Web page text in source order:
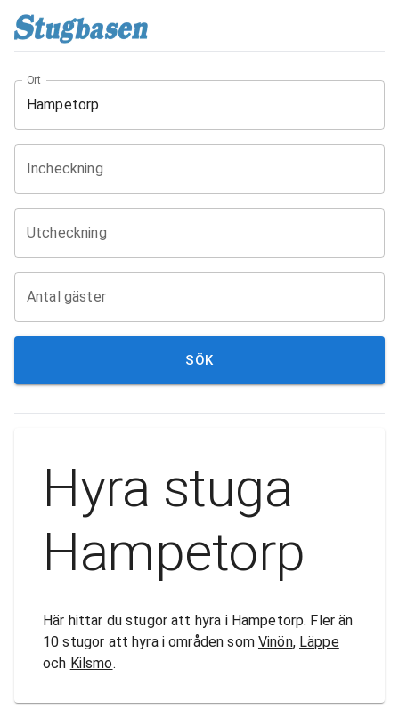
Ort
Incheckning
Utcheckning
Antal gäster
SÖK
Hyra stuga
Hampetorp
Här hittar du stugor att hyra i Hampetorp. Fler än
10 stugor att hyra i områden som Vinön, Läppe
och Kilsmo.